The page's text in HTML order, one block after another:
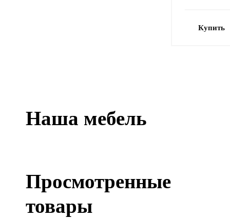
Купить
Наша мебель
Просмотренные
товары